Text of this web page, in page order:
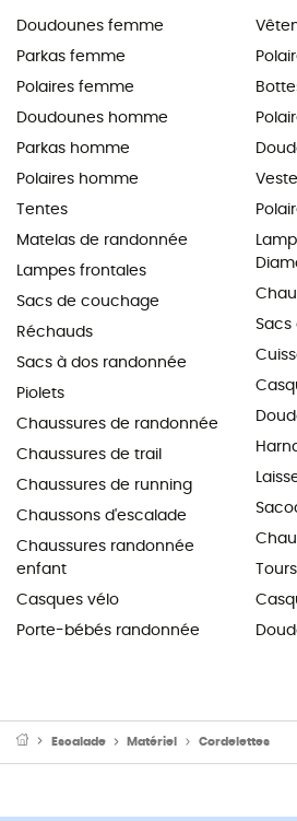
Doudounes femme
Parkas femme
Polaires femme
Doudounes homme
Parkas homme
Polaires homme
Tentes
Matelas de randonnée
Lampes frontales
Sacs de couchage
Réchauds
Sacs à dos randonnée
Piolets
Chaussures de randonnée
Chaussures de trail
Chaussures de running
Chaussons d'escalade
Chaussures randonnée
enfant
Casques vélo
Porte-bébés randonnée
Sacs
Escalade Matériel Cordelettes